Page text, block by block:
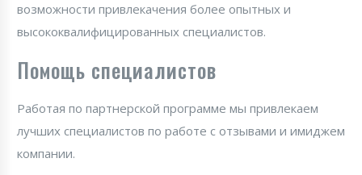
возможности привлекачения более опытных и
высококвалифицированных специалистов.
Помощь специалистов
Работая по партнерской программе мы привлекаем
лучших специалистов по работе с отзывами и имиджем
компании.